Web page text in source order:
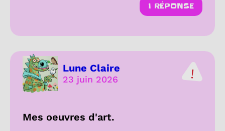
1 RÉPONSE
Lune Claire
23 juin 2026
Mes oeuvres d'art.